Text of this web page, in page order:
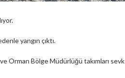
yangın çıktı.
Orman Bölge Müdürlüğü takımları sevk